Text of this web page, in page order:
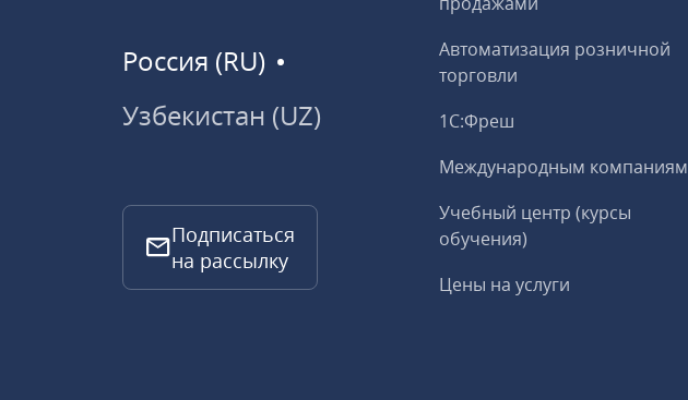
Россия (RU)
Узбекистан (UZ)
Подписаться
на рассылку
Автоматизация розничной
торговли
1С:Фреш
Международным компаниям
Учебный центр (курсы
обучения)
Цены на услуги